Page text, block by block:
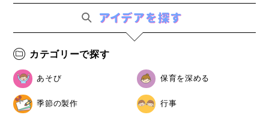
カテゴリーで探す
あそび 保育を深める
季節の製作 行事